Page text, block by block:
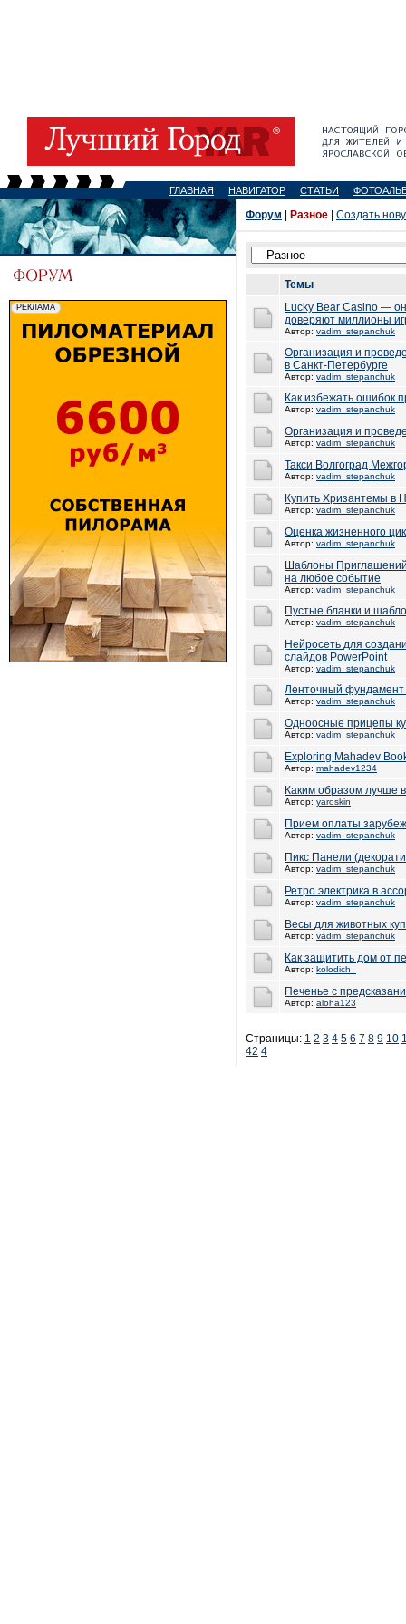
ГЛАВНАЯ НАВИГАТОР СТАТЬИ
Форум Разное Создать
Темы
Lucky Bear Casino —
доверяют миллионы
Автор: vadim_stepanchuk
Организация и
в Санкт-Петербурге
Автор: vadim_stepanchuk
Как избежать ошибок
Автор: vadim_stepanchuk
Организация и
Автор: vadim_stepanchuk
Такси Волгоград
Автор: vadim_stepanchuk
Купить Хризантемы в
Автор: vadim_stepanchuk
Оценка жизненного
Автор: vadim_stepanchuk
Шаблоны
на любое событие
Автор: vadim_stepanchuk
Пустые бланки и
Автор: vadim_stepanchuk
Нейросеть для
слайдов PowerPoint
Автор: vadim_stepanchuk
Ленточный фундамент
Автор: vadim_stepanchuk
Одноосные прицепы
Автор: vadim_stepanchuk
Exploring Mahadev
Автор: mahadev1234
Каким образом лучше
Автор: yaroskin
Прием оплаты
Автор: vadim_stepanchuk
Пикс Панели
Автор: vadim_stepanchuk
Ретро электрика в
Автор: vadim_stepanchuk
Весы для животных
Автор: vadim_stepanchuk
Как защитить дом от
Автор: kolodich_
Печенье с
Автор: aloha123
Страницы: 1 2 3 4 5 6 7 8 9 10
42 4